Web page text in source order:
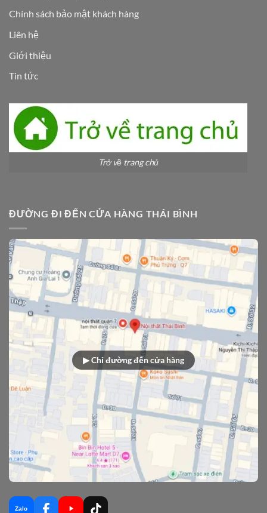
Chính sách bảo mật khách hàng
Liên hệ
Giới thiệu
Tin tức
Trở về trang chủ
ĐƯỜNG ĐI ĐẾN CỬA HÀNG THÁI BÌNH
▶ Chỉ đường đến cửa hàng
Zalo